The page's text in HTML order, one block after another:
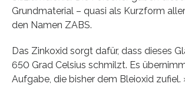
Grundmaterial – quasi als Kurzform
den Namen ZABS.
Das Zinkoxid sorgt dafür, dass dieses
650 Grad Celsius schmilzt. Es
Aufgabe, die bisher dem Bleioxid zufiel.